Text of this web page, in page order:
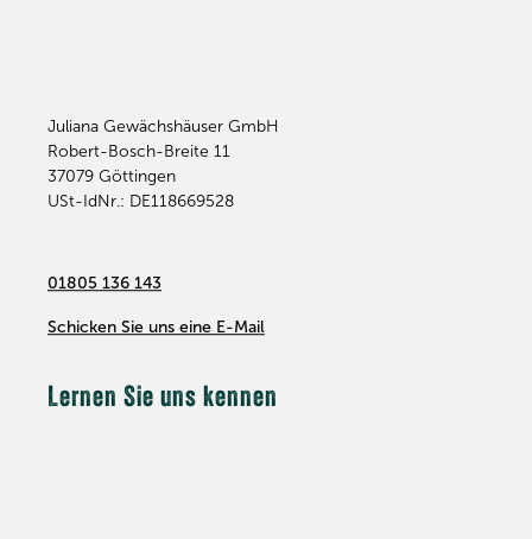
Juliana Gewächshäuser GmbH
Robert-Bosch-Breite 11
37079 Göttingen
USt-IdNr.: DE118669528
01805 136 143
Schicken Sie uns eine E-Mail
Lernen Sie uns kennen